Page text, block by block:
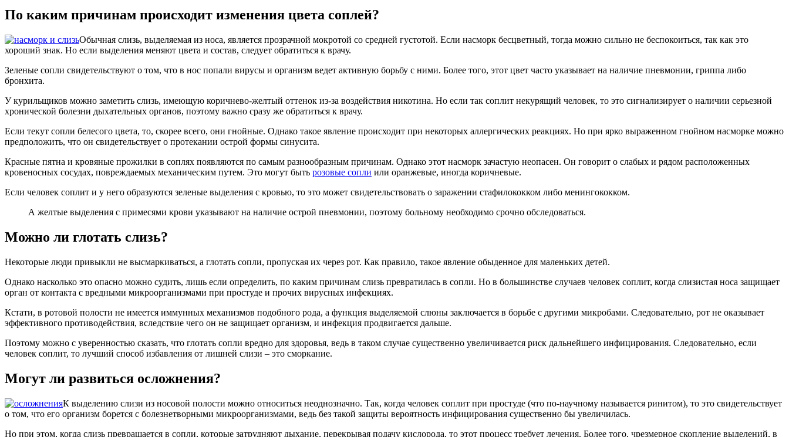
По каким причинам происходит изменения цвета соплей?
Обычная слизь, выделяемая из носа, является прозрачной мокротой со средней густотой. Если насморк бесцветный, тогда можно сильно не беспокоиться, так как это
хороший знак. Но если выделения меняют цвета и состав, следует обратиться к врачу.
Зеленые сопли свидетельствуют о том, что в нос попали вирусы и организм ведет активную борьбу с ними. Более того, этот цвет часто указывает на наличие пневмонии, гриппа либо
бронхита.
У курильщиков можно заметить слизь, имеющую коричнево-желтый оттенок из-за воздействия никотина. Но если так соплит некурящий человек, то это сигнализирует о наличии серьезной
хронической болезни дыхательных органов, поэтому важно сразу же обратиться к врачу.
Если текут сопли белесого цвета, то, скорее всего, они гнойные. Однако такое явление происходит при некоторых аллергических реакциях. Но при ярко выраженном гнойном насморке можно
предположить, что он свидетельствует о протекании острой формы синусита.
Красные пятна и кровяные прожилки в соплях появляются по самым разнообразным причинам. Однако этот насморк зачастую неопасен. Он говорит о слабых и рядом расположенных
кровеносных сосудах, повреждаемых механическим путем. Это могут быть розовые сопли или оранжевые, иногда коричневые.
Если человек соплит и у него образуются зеленые выделения с кровью, то это может свидетельствовать о заражении стафилококком либо менингококком.
А желтые выделения с примесями крови указывают на наличие острой пневмонии, поэтому больному необходимо срочно обследоваться.
Можно ли глотать слизь?
Некоторые люди привыкли не высмаркиваться, а глотать сопли, пропуская их через рот. Как правило, такое явление обыденное для маленьких детей.
Однако насколько это опасно можно судить, лишь если определить, по каким причинам слизь превратилась в сопли. Но в большинстве случаев человек соплит, когда слизистая носа защищает
орган от контакта с вредными микроорганизмами при простуде и прочих вирусных инфекциях.
Кстати, в ротовой полости не имеется иммунных механизмов подобного рода, а функция выделяемой слюны заключается в борьбе с другими микробами. Следовательно, рот не оказывает
эффективного противодействия, вследствие чего он не защищает организм, и инфекция продвигается дальше.
Поэтому можно с уверенностью сказать, что глотать сопли вредно для здоровья, ведь в таком случае существенно увеличивается риск дальнейшего инфицирования. Следовательно, если
человек соплит, то лучший способ избавления от лишней слизи – это сморкание.
Могут ли развиться осложнения?
К выделению слизи из носовой полости можно относиться неоднозначно. Так, когда человек соплит при простуде (что по-научному называется ринитом), то это свидетельствует
о том, что его организм борется с болезнетворными микроорганизмами, ведь без такой защиты вероятность инфицирования существенно бы увеличилась.
Но при этом, когда слизь превращается в сопли, которые затрудняют дыхание, перекрывая подачу кислорода, то этот процесс требует лечения. Более того, чрезмерное скопление выделений, в